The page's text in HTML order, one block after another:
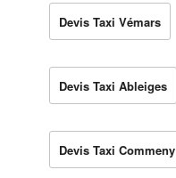
Devis Taxi Vémars
Devis Taxi Ableiges
Devis Taxi Commeny